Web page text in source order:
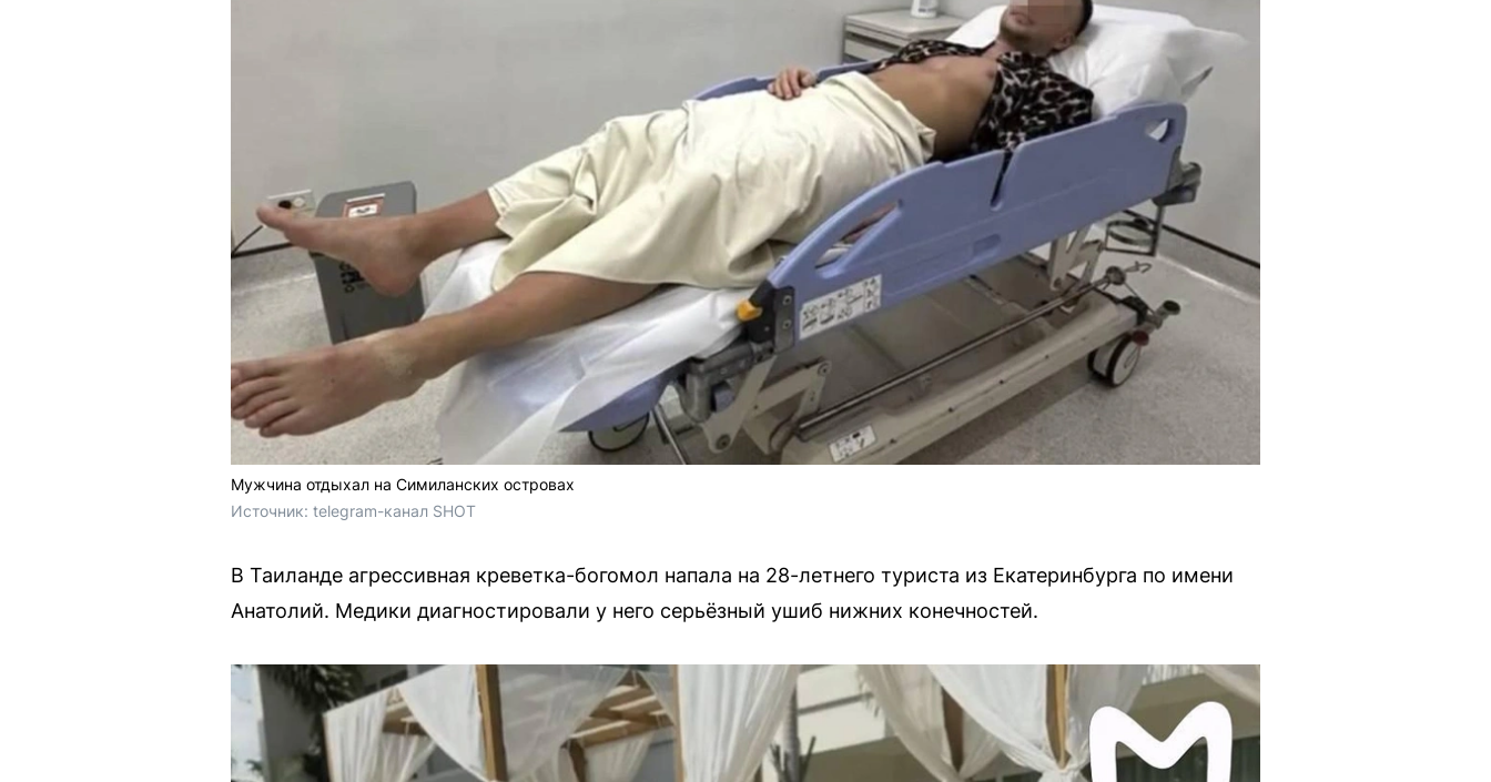
Мужчина отдыхал на Симиланских островах
Источник: telegram-канал SHOT
В Таиланде агрессивная креветка-богомол напала на 28-летнего туриста из Екатеринбурга по имени
Анатолий. Медики диагностировали у него серьёзный ушиб нижних конечностей.